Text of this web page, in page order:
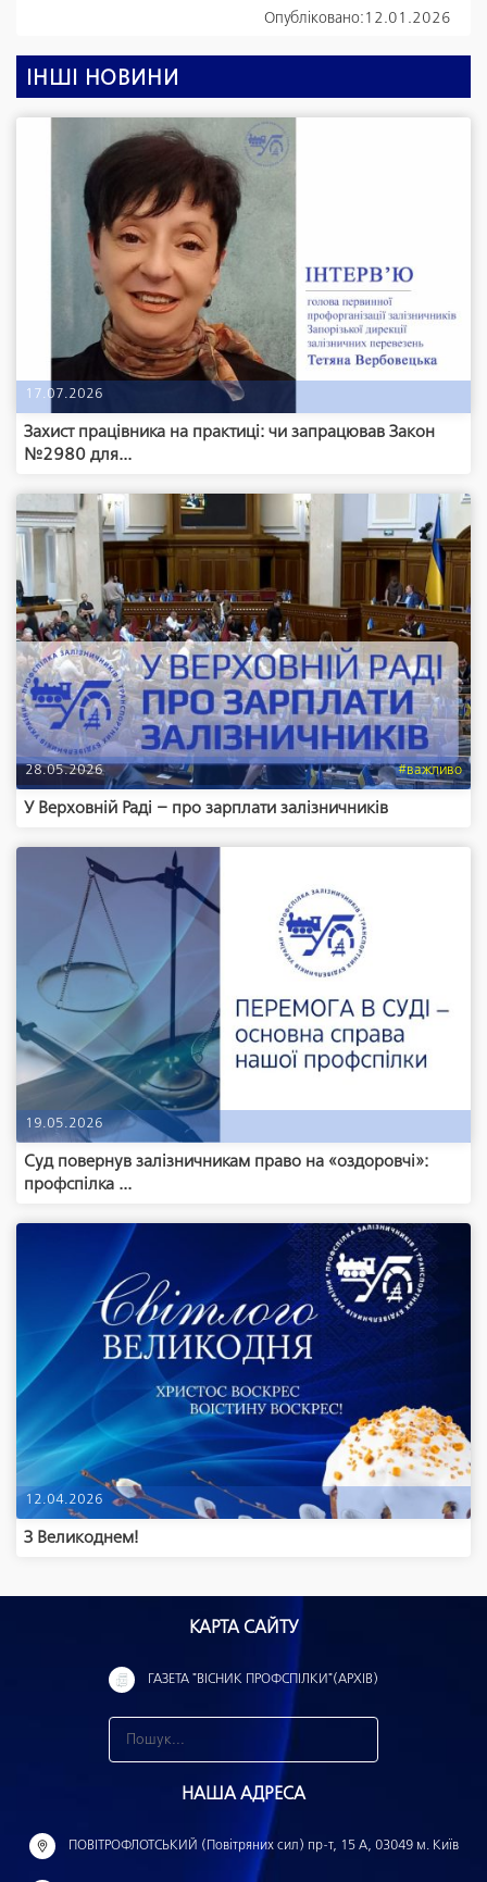
Опубліковано: 12.01.2026
ІНШІ НОВИНИ
17.07.2026
Захист працівника на практиці: чи запрацював Закон
№2980 для...
28.05.2026 #важливо
У Верховній Раді – про зарплати залізничників
19.05.2026
Суд повернув залізничникам право на «оздоровчі»:
профспілка ...
12.04.2026
З Великоднем!
КАРТА САЙТУ
ГАЗЕТА "ВІСНИК ПРОФСПІЛКИ"(АРХІВ)
н
й
НАША АДРЕСА
ПОВІТРОФЛОТСЬКИЙ (Повітряних сил) пр-т, 15 А, 03049 м. Київ